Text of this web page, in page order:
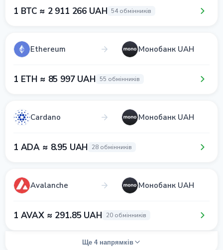
1 BTC ≈ 2 911 266 UAH 54 обмінників
Ethereum Монобанк UAH
1 ETH ≈ 85 997 UAH 55 обмінників
Cardano Монобанк UAH
1 ADA ≈ 8.95 UAH 28 обмінників
Avalanche Монобанк UAH
1 AVAX ≈ 291.85 UAH 20 обмінників
Ще 4 напрямків